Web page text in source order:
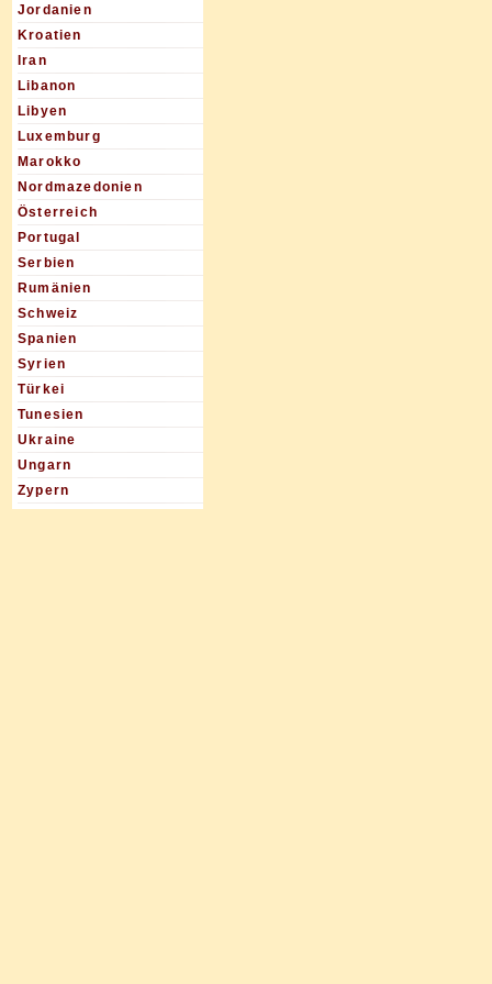
Jordanien
Kroatien
Iran
Libanon
Libyen
Luxemburg
Marokko
Nordmazedonien
Österreich
Portugal
Serbien
Rumänien
Schweiz
Spanien
Syrien
Türkei
Tunesien
Ukraine
Ungarn
Zypern